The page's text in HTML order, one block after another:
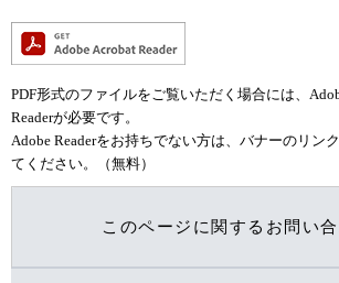
PDF形式のファイルをご覧いただく場合には、
Readerが必要です。
Adobe Readerをお持ちでない方は、バナーのリン
てください。（無料）
このページに関するお問い